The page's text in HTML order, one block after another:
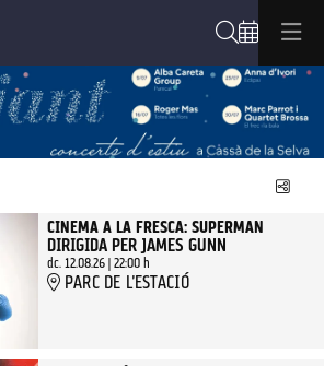
Usa les fletxes del teclat o el
CINEMA A LA FRESCA: SUPERMAN
DIRIGIDA PER JAMES GUNN
dc. 12.08.26| 22:00 h
PARC DE L'ESTACIÓ